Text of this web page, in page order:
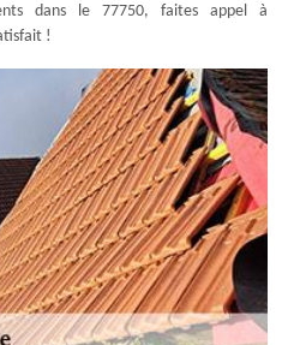
dans le 77750, faites appel à
!